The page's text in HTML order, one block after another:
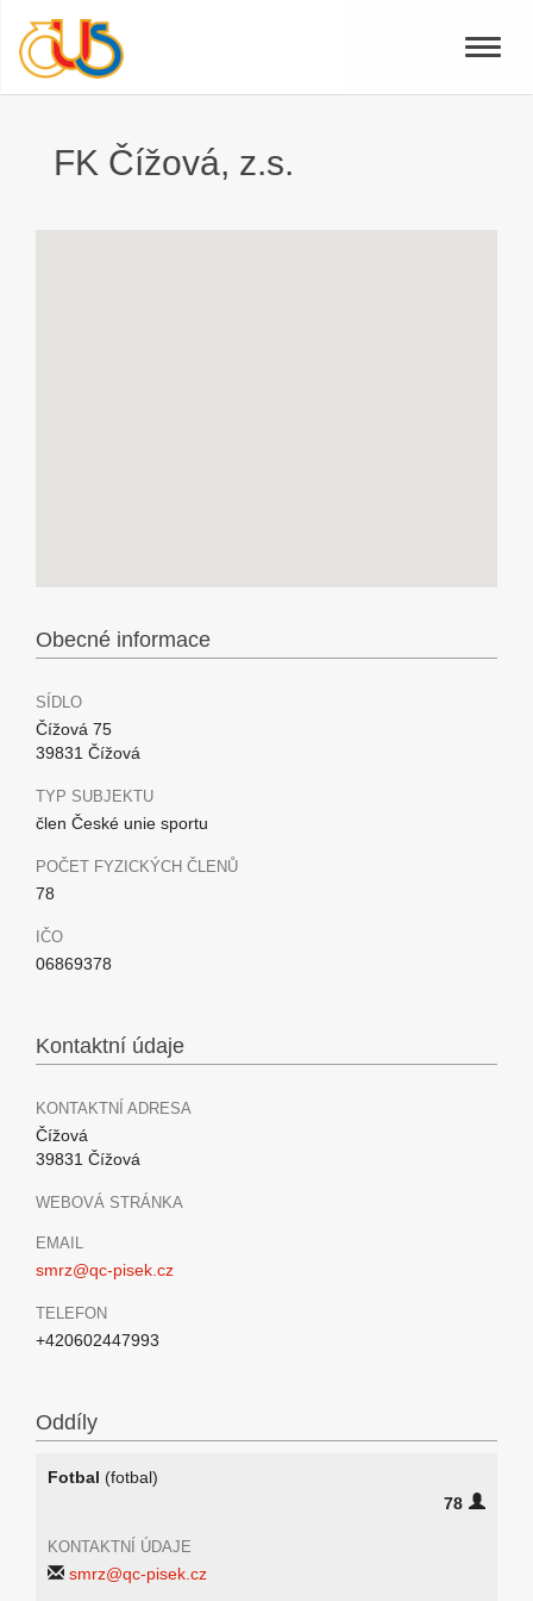
Toggle
FK Čížová, z.s.
Obecné informace
SÍDLO
Čížová 75
39831 Čížová
TYP SUBJEKTU
člen České unie sportu
POČET FYZICKÝCH ČLENŮ
78
IČO
06869378
Kontaktní údaje
KONTAKTNÍ ADRESA
Čížová
39831 Čížová
WEBOVÁ STRÁNKA
EMAIL
smrz@qc-pisek.cz
TELEFON
+420602447993
Oddíly
Fotbal (fotbal)
78
KONTAKTNÍ ÚDAJE
smrz@qc-pisek.cz